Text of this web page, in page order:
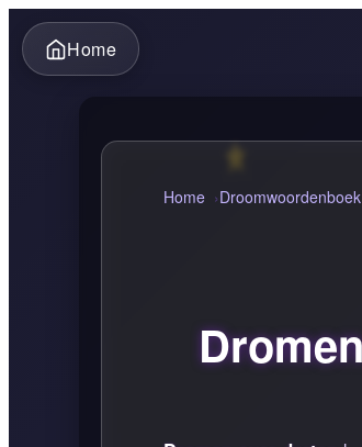
Home
Home Droomwoordenboek